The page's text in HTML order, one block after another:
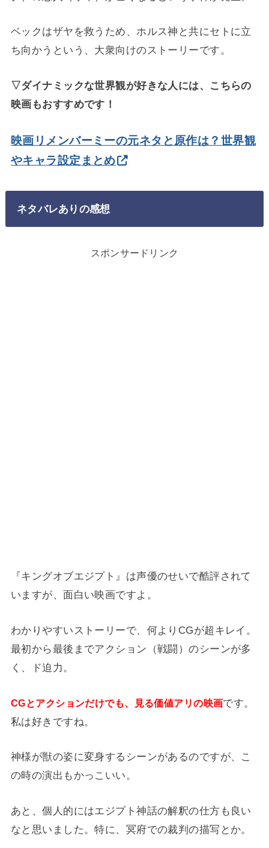
ベックはザヤを救うため、ホルス神と共にセトに立
ち向かうという、大衆向けのストーリーです。
▽ダイナミックな世界観が好きな人には、こちらの
映画もおすすめです！
映画リメンバーミーの元ネタと原作は？世界観
やキャラ設定まとめ
ネタバレありの感想
スポンサードリンク
『キングオブエジプト』は声優のせいで酷評されて
いますが、面白い映画ですよ。
わかりやすいストーリーで、何よりCGが超キレイ。
最初から最後までアクション（戦闘）のシーンが多
く、ド迫力。
CGとアクションだけでも、見る価値アリの映画です。
私は好きですね。
神様が獣の姿に変身するシーンがあるのですが、こ
の時の演出もかっこいい。
あと、個人的にはエジプト神話の解釈の仕方も良い
なと思いました。特に、冥府での裁判の描写とか。